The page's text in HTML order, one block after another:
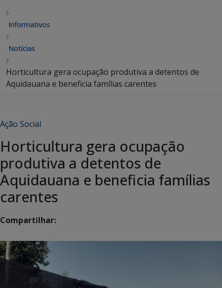
Informativos
Notícias
Horticultura gera ocupação produtiva a detentos de
Aquidauana e beneficia famílias carentes
Ação Social
Horticultura gera ocupação
produtiva a detentos de
Aquidauana e beneficia famílias
carentes
Compartilhar: